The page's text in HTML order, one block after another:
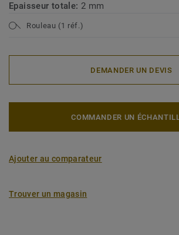
Epaisseur totale: 2 mm
Rouleau (1 réf.)
DEMANDER UN DEVIS
COMMANDER UN
Ajouter au comparateur
Trouver un magasin